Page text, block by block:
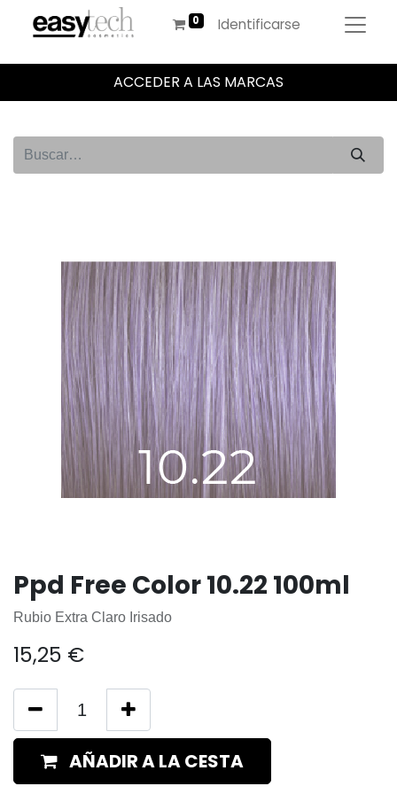
Identificarse
ACCEDER A LAS MARCAS
Ppd Free Color 10.22 100ml
Rubio Extra Claro Irisado
15,25 €
AÑADIR A LA CESTA